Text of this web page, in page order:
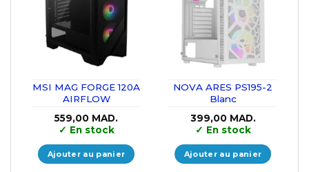
MSI MAG FORGE 120A
AIRFLOW
559,00 MAD.
✓ En stock
Ajouter au panier
NOVA ARES PS195-2
Blanc
399,00 MAD.
✓ En stock
Ajouter au panier